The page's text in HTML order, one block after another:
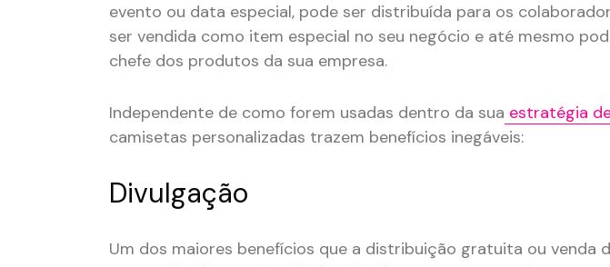
evento ou data especial, pode ser distribuída para os
ser vendida como item especial no seu negócio e até mesmo
chefe dos produtos da sua empresa.
Independente de como forem usadas dentro da sua estratégia
camisetas personalizadas trazem benefícios inegáveis:
Divulgação
Um dos maiores benefícios que a distribuição gratuita ou venda